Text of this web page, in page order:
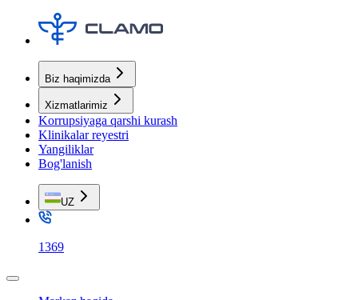
Biz haqimizda
Xizmatlarimiz
Korrupsiyaga qarshi kurash
Klinikalar reyestri
Yangiliklar
Bog'lanish
UZ
1369